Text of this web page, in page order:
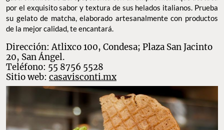
por el exquisito sabor y textura de sus helados italianos. Prueba
su gelato de matcha, elaborado artesanalmente con productos
de la mejor calidad, te encantará.
Dirección: Atlixco 100, Condesa; Plaza San Jacinto
20, San Ángel.
Teléfono: 55 8756 5528
Sitio web: casavisconti.mx